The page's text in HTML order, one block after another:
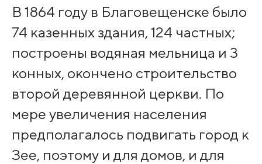
В 1864 году в Благовещенске было
74 казенных здания, 124 частных;
построены водяная мельница и 3
конных, окончено строительство
второй деревянной церкви. По
мере увеличения населения
предполагалось подвигать город к
Зее, поэтому и для домов, и для